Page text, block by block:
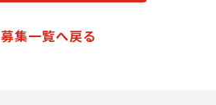
募集一覧へ戻る